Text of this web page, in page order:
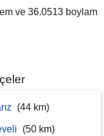
ve 36.0513 boylam
(44 km)
(50 km)